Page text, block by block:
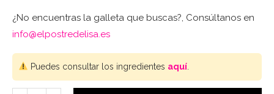
¿No encuentras la galleta que buscas?, Consúltanos en
info@elpostredelisa.es
Puedes consultar los ingredientes aquí.